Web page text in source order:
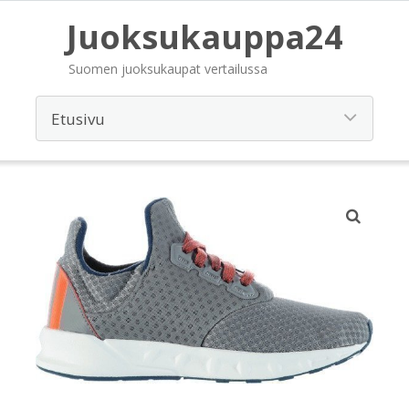
Juoksukauppa24
Suomen juoksukaupat vertailussa